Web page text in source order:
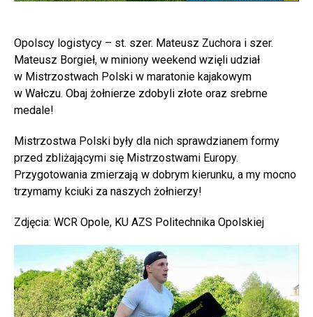
Opolscy logistycy – st. szer. Mateusz Zuchora i szer.
Mateusz Borgieł, w miniony weekend wzięli udział
w Mistrzostwach Polski w maratonie kajakowym
w Wałczu. Obaj żołnierze zdobyli złote oraz srebrne
medale!
Mistrzostwa Polski były dla nich sprawdzianem formy
przed zbliżającymi się Mistrzostwami Europy.
Przygotowania zmierzają w dobrym kierunku, a my mocno
trzymamy kciuki za naszych żołnierzy!
Zdjęcia: WCR Opole, KU AZS Politechnika Opolskiej